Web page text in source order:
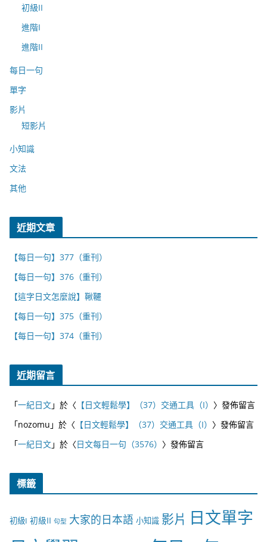
初級II
進階I
進階II
每日一句
單字
影片
短影片
小知識
文法
其他
近期文章
【每日一句】377（重刊）
【每日一句】376（重刊）
【這字日文怎麼說】鞦韆
【每日一句】375（重刊）
【每日一句】374（重刊）
近期留言
「一紀日文」於〈 【日文輕鬆學】（37）交通工具（I） 〉發佈留言
「nozomu 」於〈 【日文輕鬆學】（37）交通工具（I） 〉發佈留言
「一紀日文」於〈日文每日一句（3576） 〉發佈留言
標籤
初級I 初級II 句型 大家的日本語 小知識 影片 日文單字